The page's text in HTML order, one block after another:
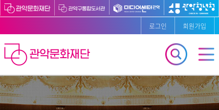
로그인 회원가입